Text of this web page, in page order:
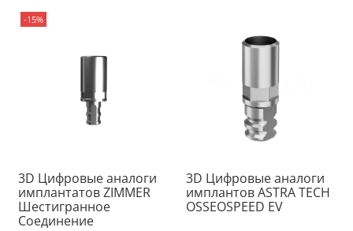
-15%
3D Цифровые аналоги
имплантатов ZIMMER
Шестигранное
Соединение
3D Цифровые аналоги
имплантов ASTRA TECH
OSSEOSPEED EV